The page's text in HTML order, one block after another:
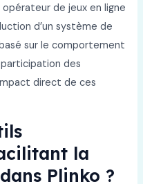
de jeux en ligne
d’un système de
sur le comportement
des
direct de ces
la
Plinko ?